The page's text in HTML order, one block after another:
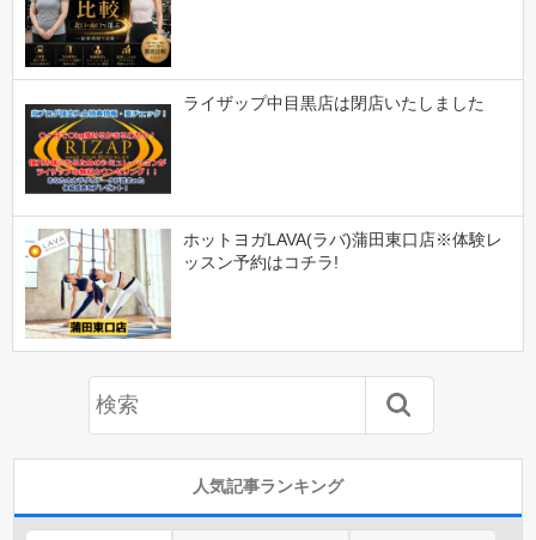
ライザップ中目黒店は閉店いたしました
ホットヨガLAVA(ラバ)蒲田東口店※体験レ
ッスン予約はコチラ!
人気記事ランキング